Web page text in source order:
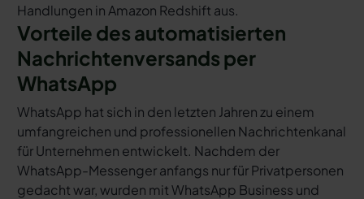
Handlungen in Amazon Redshift aus.
Vorteile des automatisierten
Nachrichtenversands per
WhatsApp
WhatsApp hat sich in den letzten Jahren zu einem
umfangreichen und professionellen Nachrichtenkanal
für Unternehmen entwickelt. Nachdem der
WhatsApp-Messenger anfangs nur für Privatpersonen
gedacht war, wurden mit WhatsApp Business und